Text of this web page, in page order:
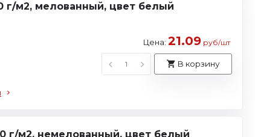
г/м2, мелованный, цвет белый
Цена: 21.09 руб/шт
В корзину
г/м2, немелованный, цвет белый